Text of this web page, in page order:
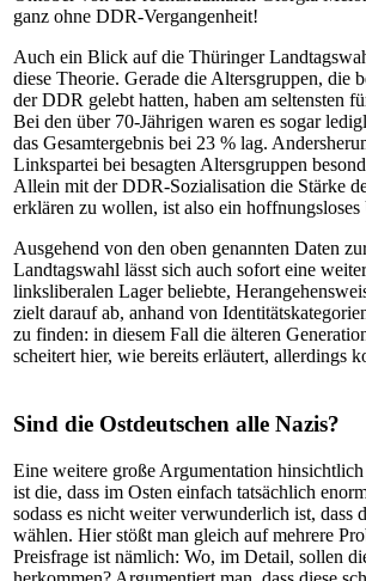
ganz ohne DDR-Vergangenheit!
Auch ein Blick auf die Thüringer
diese Theorie. Gerade die Altersgruppen, die
der DDR gelebt hatten, haben am seltensten
Bei den über 70-Jährigen waren es sogar
das Gesamtergebnis bei 23 % lag.
Linkspartei bei besagten Altersgruppen
Allein mit der DDR-Sozialisation die Stärke
erklären zu wollen, ist also ein hoffnungsloses
Ausgehend von den oben genannten Daten
Landtagswahl lässt sich auch sofort eine
linksliberalen Lager beliebte,
zielt darauf ab, anhand von
zu finden: in diesem Fall die älteren
scheitert hier, wie bereits erläutert, allerdings
Sind die Ostdeutschen alle Nazis?
Eine weitere große Argumentation
ist die, dass im Osten einfach tatsächlich
sodass es nicht weiter verwunderlich ist, dass
wählen. Hier stößt man gleich auf mehrere
Preisfrage ist nämlich: Wo, im Detail, sollen